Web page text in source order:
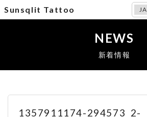
Sunsqlit Tattoo JA
NEWS
新着情報
1357911174-294573_2-